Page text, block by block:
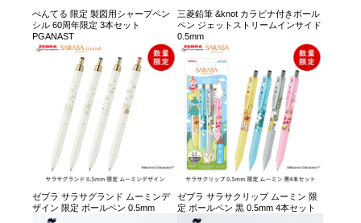
ぺんてる 限定 製図用シャープペン
シル 60周年限定 3本セット
PGANAST
三菱鉛筆 &knot カラビナ付きボール
ペン ジェットストリームインサイド
0.5mm
ゼブラ サラサグランド ムーミンデ
ザイン 限定 ボールペン 0.5mm
ゼブラ サラサクリップ ムーミン 限
定 ボールペン 黒 0.5mm 4本セット